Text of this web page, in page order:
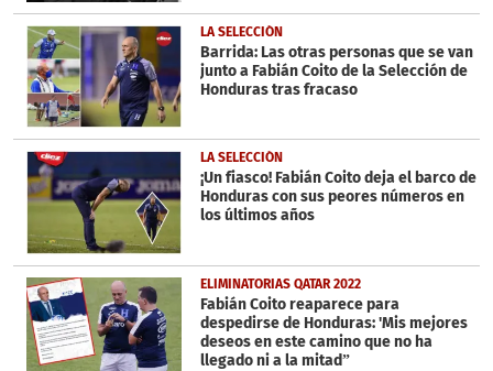
LA SELECCIÓN
Barrida: Las otras personas que se van
junto a Fabián Coito de la Selección de
Honduras tras fracaso
LA SELECCIÓN
¡Un fiasco! Fabián Coito deja el barco de
Honduras con sus peores números en
los últimos años
ELIMINATORIAS QATAR 2022
Fabián Coito reaparece para
despedirse de Honduras: 'Mis mejores
deseos en este camino que no ha
llegado ni a la mitad”